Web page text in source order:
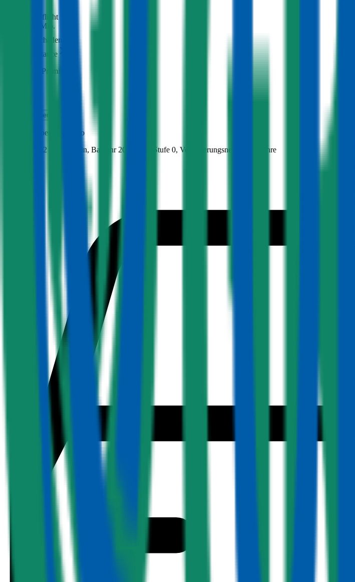
Haftpflicht
€ 20 Mio.
Freischaden
Assistance
Monatliche Prämie
berechnen
Viper, Teilkasko
383.2 PS/282 KW, benzin, Baujahr 2002,
BM-Stufe 0, Versicherungsnehmer 30 Jahre